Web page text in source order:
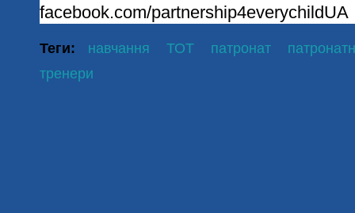
facebook.com/partnership4everychildUA
Теги: навчання ТОТ патронат
тренери